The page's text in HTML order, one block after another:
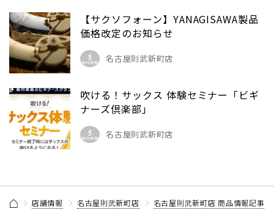
【サクソフォーン】YANAGISAWA製品
価格改定のお知らせ
名古屋則武新町店
吹ける！サックス 体験セミナー「ビギ
ナーズ倶楽部」
名古屋則武新町店
店舗情報 名古屋則武新町店 名古屋則武新町店 商品情報記事一